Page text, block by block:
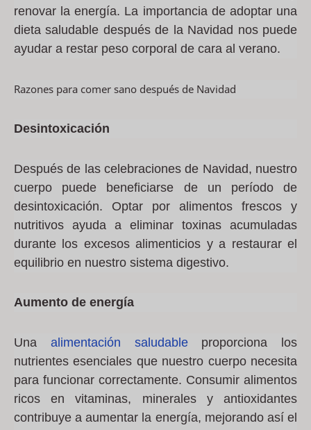
renovar la energía. La importancia de adoptar una
dieta saludable después de la Navidad nos puede
ayudar a restar peso corporal de cara al verano.
Razones para comer sano después de Navidad
Desintoxicación
Después de las celebraciones de Navidad, nuestro
cuerpo puede beneficiarse de un período de
desintoxicación. Optar por alimentos frescos y
nutritivos ayuda a eliminar toxinas acumuladas
durante los excesos alimenticios y a restaurar el
equilibrio en nuestro sistema digestivo.
Aumento de energía
Una alimentación saludableproporciona los
nutrientes esenciales que nuestro cuerpo necesita
para funcionar correctamente. Consumir alimentos
ricos en vitaminas, minerales y antioxidantes
contribuye a aumentar la energía, mejorando así el